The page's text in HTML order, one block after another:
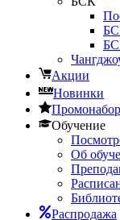
Акции
Новинки
Обучение
Об
Распродажа